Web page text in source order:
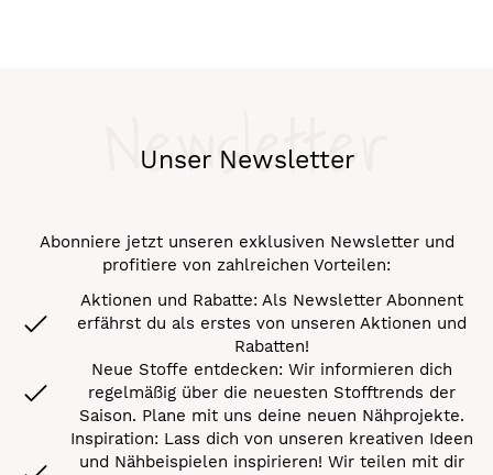
Unser Newsletter
Newsletter
Abonniere jetzt unseren exklusiven Newsletter und
profitiere von zahlreichen Vorteilen:
Aktionen und Rabatte: Als Newsletter Abonnent
erfährst du als erstes von unseren Aktionen und
Rabatten!
Neue Stoffe entdecken: Wir informieren dich
regelmäßig über die neuesten Stofftrends der
Saison. Plane mit uns deine neuen Nähprojekte.
Inspiration: Lass dich von unseren kreativen Ideen
und Nähbeispielen inspirieren! Wir teilen mit dir